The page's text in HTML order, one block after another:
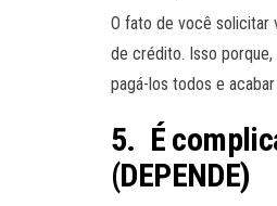
O fato de você solicitar
de crédito. Isso
pagá-los todos e
5. É
(DEPENDE)